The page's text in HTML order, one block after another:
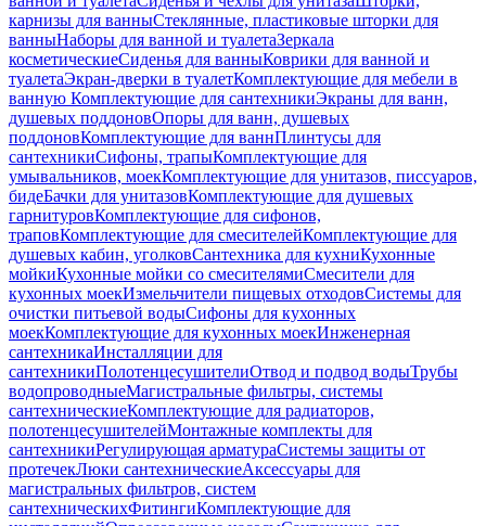
карнизы для ванныСтеклянные, пластиковые шторки для
ванныНаборы для ванной и туалетаЗеркала
косметическиеСиденья для ванныКоврики для ванной и
туалетаЭкран-дверки в туалетКомплектующие для мебели в
ванную Комплектующие для сантехникиЭкраны для ванн,
душевых поддоновОпоры для ванн, душевых
поддоновКомплектующие для ваннПлинтусы для
сантехникиСифоны, трапыКомплектующие для
умывальников, моекКомплектующие для унитазов, писсуаров,
бидеБачки для унитазовКомплектующие для душевых
гарнитуровКомплектующие для сифонов,
траповКомплектующие для смесителейКомплектующие для
душевых кабин, уголковСантехника для кухниКухонные
мойкиКухонные мойки со смесителямиСмесители для
кухонных моекИзмельчители пищевых отходовСистемы для
очистки питьевой водыСифоны для кухонных
моекКомплектующие для кухонных моекИнженерная
сантехникаИнсталляции для
сантехникиПолотенцесушителиОтвод и подвод водыТрубы
водопроводныеМагистральные фильтры, системы
сантехническиеКомплектующие для радиаторов,
полотенцесушителейМонтажные комплекты для
сантехникиРегулирующая арматураСистемы защиты от
протечекЛюки сантехническиеАксессуары для
магистральных фильтров, систем
сантехническихФитингиКомплектующие для